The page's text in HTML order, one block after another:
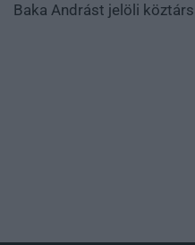
Baka Andrást jelöli